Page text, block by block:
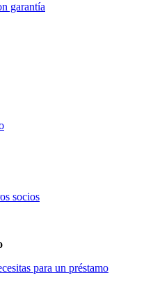
garantía
socios
para un préstamo